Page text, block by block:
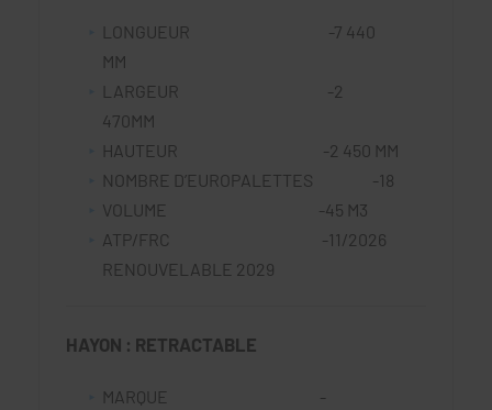
LONGUEUR -7 440
MM
LARGEUR -2
470MM
HAUTEUR -2 450 MM
NOMBRE D’EUROPALETTES -18
VOLUME -45 M3
ATP/FRC -11/2026
RENOUVELABLE 2029
HAYON : RETRACTABLE
MARQUE -